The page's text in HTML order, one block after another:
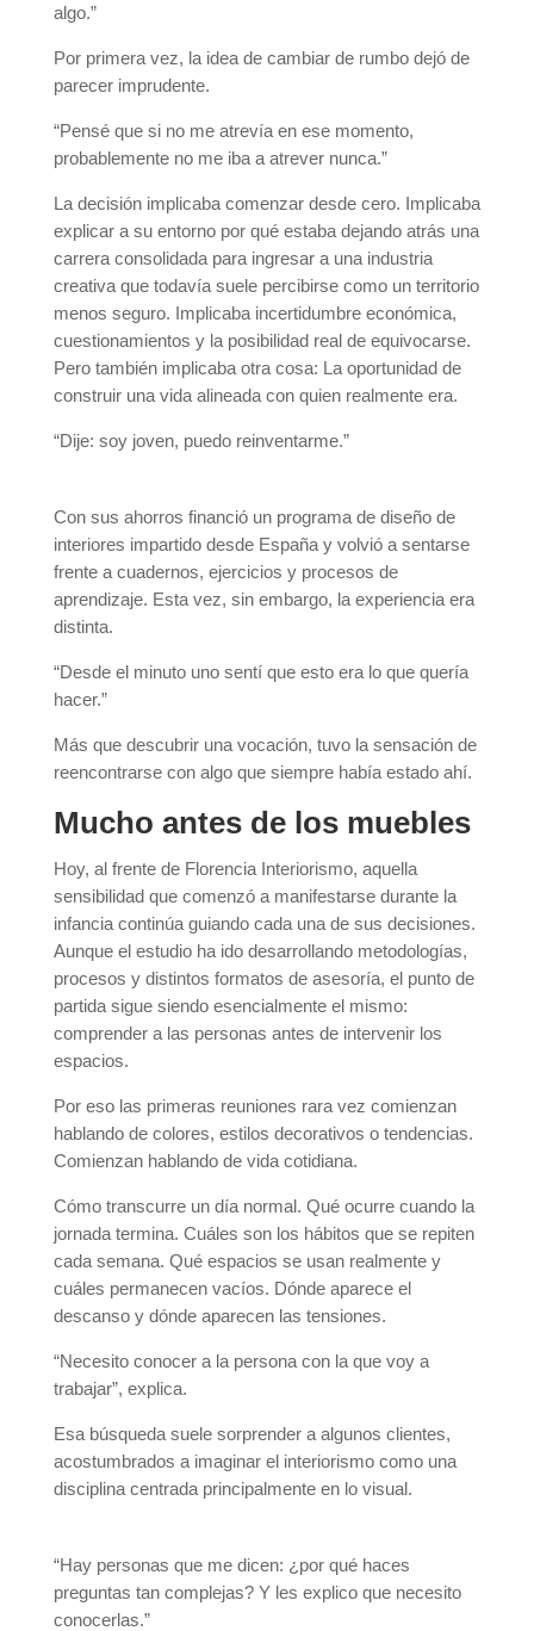
algo.”
Por primera vez, la idea de cambiar de rumbo dejó de
parecer imprudente.
“Pensé que si no me atrevía en ese momento,
probablemente no me iba a atrever nunca.”
La decisión implicaba comenzar desde cero. Implicaba
explicar a su entorno por qué estaba dejando atrás una
carrera consolidada para ingresar a una industria
creativa que todavía suele percibirse como un territorio
menos seguro. Implicaba incertidumbre económica,
cuestionamientos y la posibilidad real de equivocarse.
Pero también implicaba otra cosa: La oportunidad de
construir una vida alineada con quien realmente era.
“Dije: soy joven, puedo reinventarme.”
Con sus ahorros financió un programa de diseño de
interiores impartido desde España y volvió a sentarse
frente a cuadernos, ejercicios y procesos de
aprendizaje. Esta vez, sin embargo, la experiencia era
distinta.
“Desde el minuto uno sentí que esto era lo que quería
hacer.”
Más que descubrir una vocación, tuvo la sensación de
reencontrarse con algo que siempre había estado ahí.
Mucho antes de los muebles
Hoy, al frente de Florencia Interiorismo, aquella
sensibilidad que comenzó a manifestarse durante la
infancia continúa guiando cada una de sus decisiones.
Aunque el estudio ha ido desarrollando metodologías,
procesos y distintos formatos de asesoría, el punto de
partida sigue siendo esencialmente el mismo:
comprender a las personas antes de intervenir los
espacios.
Por eso las primeras reuniones rara vez comienzan
hablando de colores, estilos decorativos o tendencias.
Comienzan hablando de vida cotidiana.
Cómo transcurre un día normal. Qué ocurre cuando la
jornada termina. Cuáles son los hábitos que se repiten
cada semana. Qué espacios se usan realmente y
cuáles permanecen vacíos. Dónde aparece el
descanso y dónde aparecen las tensiones.
“Necesito conocer a la persona con la que voy a
trabajar”, explica.
Esa búsqueda suele sorprender a algunos clientes,
acostumbrados a imaginar el interiorismo como una
disciplina centrada principalmente en lo visual.
“Hay personas que me dicen: ¿por qué haces
preguntas tan complejas? Y les explico que necesito
conocerlas.”